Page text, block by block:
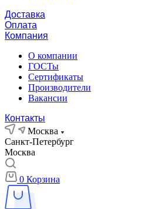
Доставка
Оплата
Компания
О компании
ГОСТы
Сертификаты
Производители
Вакансии
Контакты
Москва
Санкт-Петербург
Москва
0 Корзина